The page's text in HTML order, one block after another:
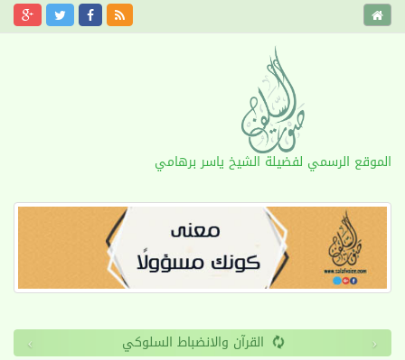
الموقع الرسمي لفضيلة الشيخ ياسر برهامي
القرآن والانضباط السلوكي ‹
›